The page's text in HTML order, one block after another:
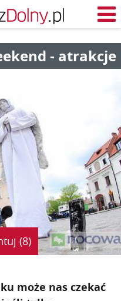
- atrakcje
(8)
może nas czekać